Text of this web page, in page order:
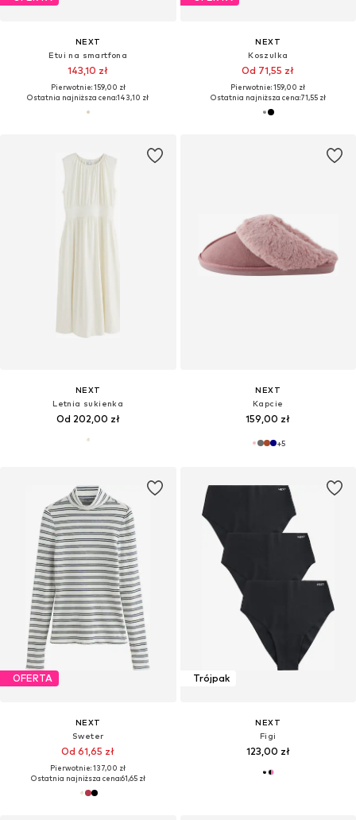
NEXT
Etui na smartfona
143,10 zł
Pierwotnie: 159,00 zł
Ostatnia najniższa cena:143,10 zł
NEXT
Koszulka
Od 71,55 zł
Pierwotnie: 159,00 zł
Ostatnia najniższa cena:71,55 zł
NEXT
Letnia sukienka
Od 202,00 zł
NEXT
Kapcie
159,00 zł
+5
OFERTA
NEXT
Sweter
Od 61,65 zł
Pierwotnie: 137,00 zł
Ostatnia najniższa cena:61,65 zł
Trójpak
NEXT
Figi
123,00 zł